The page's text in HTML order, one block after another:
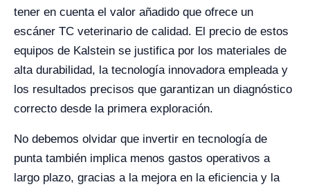
tener en cuenta el valor añadido que ofrece un
escáner TC veterinario de calidad. El precio de estos
equipos de Kalstein se justifica por los materiales de
alta durabilidad, la tecnología innovadora empleada y
los resultados precisos que garantizan un diagnóstico
correcto desde la primera exploración.
No debemos olvidar que invertir en tecnología de
punta también implica menos gastos operativos a
largo plazo, gracias a la mejora en la eficiencia y la